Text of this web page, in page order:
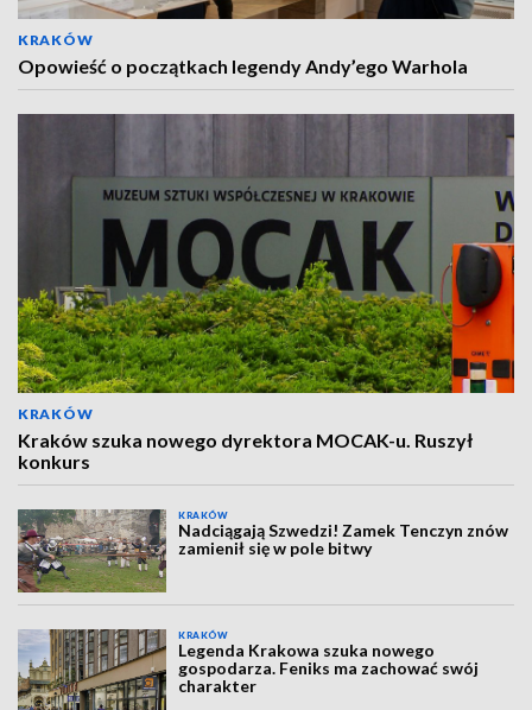
KRAKÓW
Opowieść o początkach legendy Andy’ego Warhola
KRAKÓW
Kraków szuka nowego dyrektora MOCAK-u. Ruszył
konkurs
KRAKÓW
Nadciągają Szwedzi! Zamek Tenczyn znów
zamienił się w pole bitwy
KRAKÓW
Legenda Krakowa szuka nowego
gospodarza. Feniks ma zachować swój
charakter